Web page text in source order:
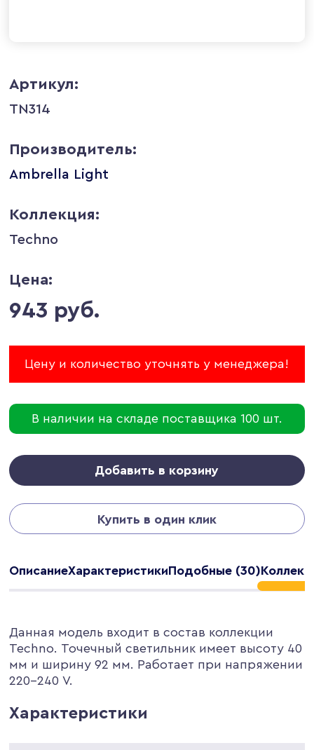
Артикул:
TN314
Производитель:
Ambrella Light
Коллекция:
Techno
Цена:
943 руб.
Цену и количество уточнять у менеджера!
В наличии на складе поставщика 100 шт.
Добавить в корзину
Купить в один клик
ОписаниеХарактеристикиПодобные (30)
Данная модель входит в состав коллекции
Techno. Точечный светильник имеет высоту 40
мм и ширину 92 мм. Работает при напряжении
220-240 V.
Характеристики